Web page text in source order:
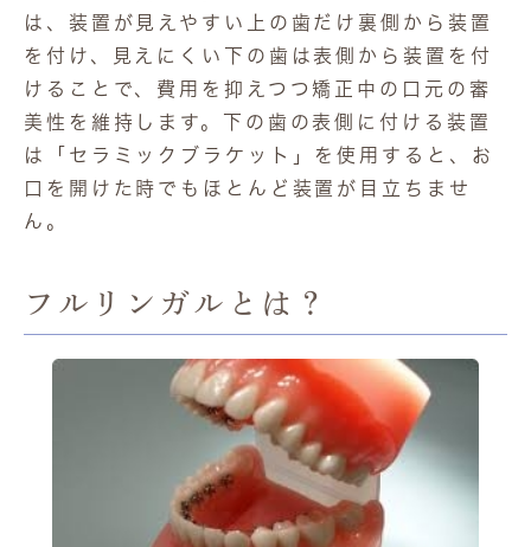
は、装置が見えやすい上の歯だけ裏側から装置
を付け、見えにくい下の歯は表側から装置を付
けることで、費用を抑えつつ矯正中の口元の審
美性を維持します。下の歯の表側に付ける装置
は「セラミックブラケット」を使用すると、お
口を開けた時でもほとんど装置が目立ちませ
ん。
フルリンガルとは？